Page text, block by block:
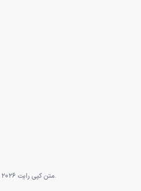
متن کپی رایت 2026 ساران هاستینگ.